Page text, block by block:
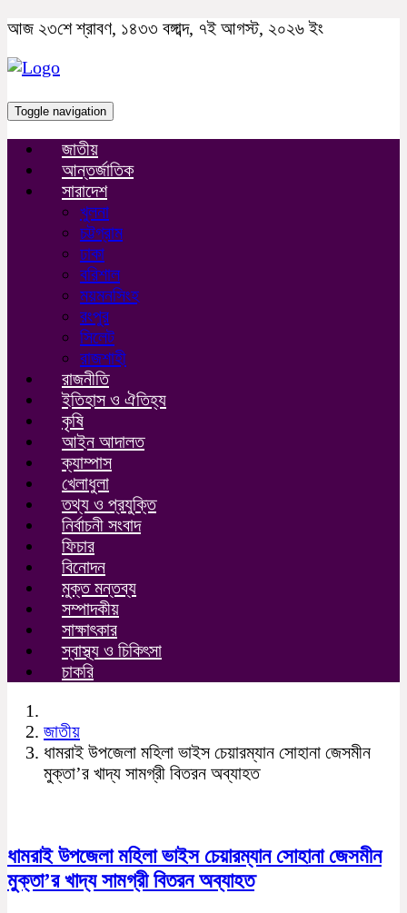
আজ ২৩শে শ্রাবণ, ১৪৩৩ বঙ্গাব্দ, ৭ই আগস্ট, ২০২৬ ইং
Toggle navigation
জাতীয়
আন্তর্জাতিক
সারাদেশ
খুলনা
চট্টগ্রাম
ঢাকা
বরিশাল
ময়মনসিংহ
রংপুর
সিলেট
রাজশাহী
রাজনীতি
ইতিহাস ও ঐতিহ্য
কৃষি
আইন আদালত
ক্যাম্পাস
খেলাধুলা
তথ্য ও প্রযুক্তি
নির্বাচনী সংবাদ
ফিচার
বিনোদন
মুক্ত মন্তব্য
সম্পাদকীয়
সাক্ষাৎকার
স্বাস্থ্য ও চিকিৎসা
চাকরি
জাতীয়
ধামরাই উপজেলা মহিলা ভাইস চেয়ারম্যান সোহানা জেসমীন
মুক্তা’র খাদ্য সামগ্রী বিতরন অব্যাহত
ধামরাই উপজেলা মহিলা ভাইস চেয়ারম্যান সোহানা জেসমীন
মুক্তা’র খাদ্য সামগ্রী বিতরন অব্যাহত